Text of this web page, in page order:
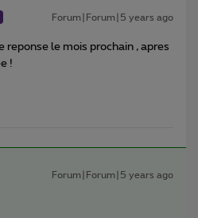
Forum|Forum|5 years ago
reponse le mois prochain , apres
!
Forum|Forum|5 years ago